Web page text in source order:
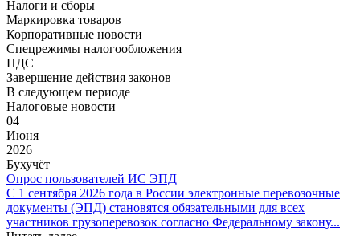
Налоги и сборы
Маркировка товаров
Корпоративные новости
Спецрежимы налогообложения
НДС
Завершение действия законов
В следующем периоде
Налоговые новости
04
Июня
2026
Бухучёт
Опрос пользователей ИС ЭПД
С 1 сентября 2026 года в России электронные перевозочные
документы (ЭПД) становятся обязательными для всех
участников грузоперевозок согласно Федеральному закону...